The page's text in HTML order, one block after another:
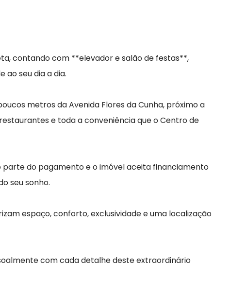
contando com **elevador e salão de festas**,
ao seu dia a dia.
metros da Avenida Flores da Cunha, próximo a
e toda a conveniência que o Centro de
do pagamento e o imóvel aceita financiamento
seu sonho.
espaço, conforto, exclusividade e uma localização
com cada detalhe deste extraordinário